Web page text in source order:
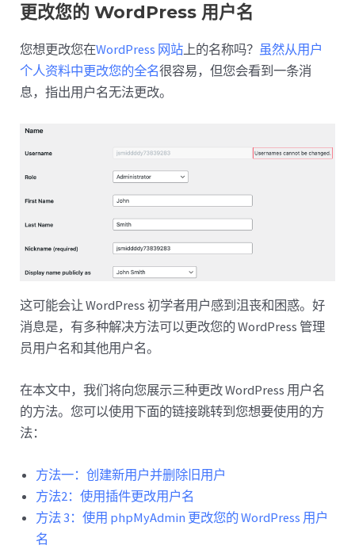
更改您的 WordPress 用户名
您想更改您在WordPress 网站 上的名称吗？ 虽然从用户
个人资料中更改您的全名很容易，但您会看到一条消
息，指出用户名无法更改。
这可能会让 WordPress 初学者用户感到沮丧和困惑。好
消息是，有多种解决方法可以更改您的 WordPress 管理
员用户名和其他用户名。
在本文中，我们将向您展示三种更改 WordPress 用户名
的方法。您可以使用下面的链接跳转到您想要使用的方
法：
方法一：创建新用户并删除旧用户
方法2：使用插件更改用户名
方法 3：使用 phpMyAdmin 更改您的 WordPress 用户
名